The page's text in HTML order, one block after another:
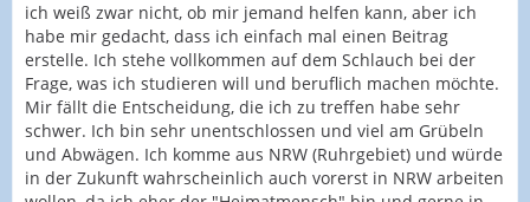
ich weiß zwar nicht, ob mir jemand helfen kann, aber ich
habe mir gedacht, dass ich einfach mal einen Beitrag
erstelle. Ich stehe vollkommen auf dem Schlauch bei der
Frage, was ich studieren will und beruflich machen möchte.
Mir fällt die Entscheidung, die ich zu treffen habe sehr
schwer. Ich bin sehr unentschlossen und viel am Grübeln
und Abwägen. Ich komme aus NRW (Ruhrgebiet) und würde
in der Zukunft wahrscheinlich auch vorerst in NRW arbeiten